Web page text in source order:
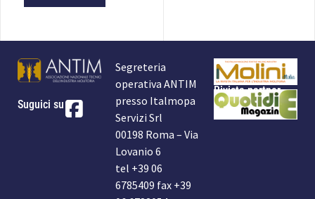
Suguici su
Segreteria
operativa ANTIM
presso Italmopa
Servizi Srl
00198 Roma – Via
Lovanio 6
tel +39 06
6785409 fax +39
Rivista partner